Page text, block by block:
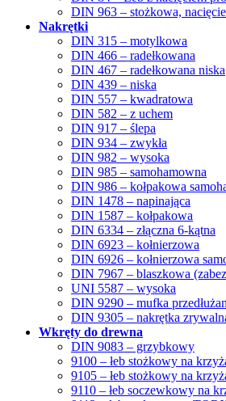
DIN 963 – stożkowa,
Nakrętki
DIN 315 – motylkowa
DIN 466 – radełkowana
DIN 467 – radełkowana niska
DIN 439 – niska
DIN 557 – kwadratowa
DIN 582 – z uchem
DIN 917 – ślepa
DIN 934 – zwykła
DIN 982 – wysoka
DIN 985 – samohamowna
DIN 986 – kołpakowa
DIN 1478 – napinająca
DIN 1587 – kołpakowa
DIN 6334 – złączna 6-kątna
DIN 6923 – kołnierzowa
DIN 6926 – kołnierzowa
DIN 7967 – blaszkowa
UNI 5587 – wysoka
DIN 9290 – mufka
DIN 9305 – nakrętka
Wkręty do drewna
DIN 9083 – grzybkowy
9100 – łeb stożkowy na
9105 – łeb stożkowy na
9110 – łeb soczewkowy na